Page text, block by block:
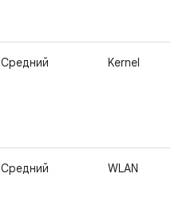
Средний Kernel
Средний WLAN